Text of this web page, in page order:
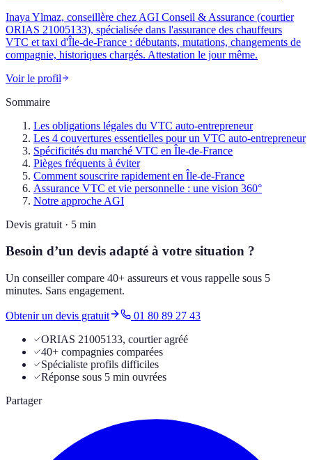
Inaya Ylmaz, conseillère chez AGI Conseil & Assurance (courtier
ORIAS 21005133), spécialisée dans l'assurance des chauffeurs
VTC et taxi d'Île-de-France : débutants, mutations, changements de
compagnie, historiques chargés. Attestation le jour même.
Voir le profil
Sommaire
Les obligations légales du VTC auto-entrepreneur
Les 4 couvertures essentielles pour un VTC auto-entrepreneur
Spécificités du marché VTC en Île-de-France
Pièges fréquents à éviter
Comment souscrire rapidement en Île-de-France
Assurance VTC et vie personnelle : une vision 360°
Notre approche AGI
Devis gratuit · 5 min
Besoin d’un devis adapté à votre situation ?
Un conseiller compare 40+ assureurs et vous rappelle sous 5
minutes. Sans engagement.
Obtenir un devis gratuit
01 80 89 27 43
ORIAS 21005133, courtier agréé
40+ compagnies comparées
Spécialiste profils difficiles
Réponse sous 5 min ouvrées
Partager